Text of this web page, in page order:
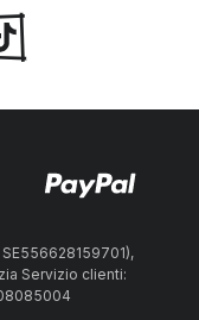
Servizio clienti: